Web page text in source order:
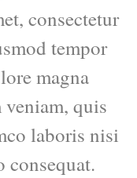
consectetur
tempor
magna
quis
laboris nisi
consequat.